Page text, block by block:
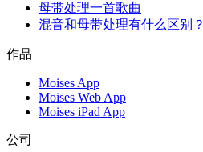
母带处理一首歌曲
混音和母带处理有什么区别？
作品
Moises App
Moises Web App
Moises iPad App
公司